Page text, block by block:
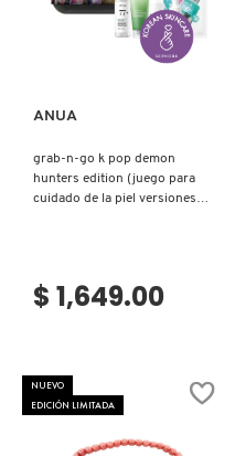
Ver más
ANUA
grab-n-go k pop demon
hunters edition (juego para
cuidado de la piel versiones
$ 1,649.00
NUEVO
EDICIÓN LIMITADA